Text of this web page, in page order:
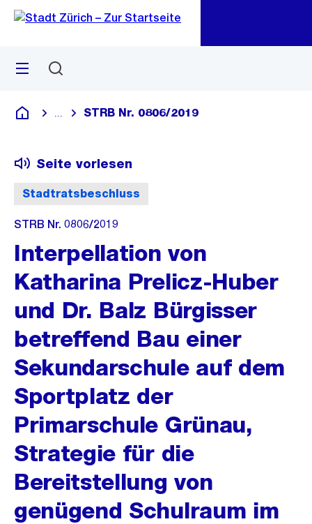
Navigation
Sprunglink
Menü
Deutsch
Blende alle Breadcrumbs ein
STRB Nr. 0806/2019
Stadtratsbeschluss
Seite vorlesen
STRB Nr. 0806/2019
Interpellation von
Katharina Prelicz-Huber
und Dr. Balz Bürgisser
betreffend Bau einer
Sekundarschule auf dem
Sportplatz der
Primarschule Grünau,
Strategie für die
Bereitstellung von
genügend Schulraum im